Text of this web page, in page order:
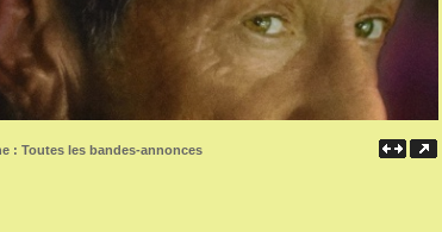
: Toutes les bandes-annonces